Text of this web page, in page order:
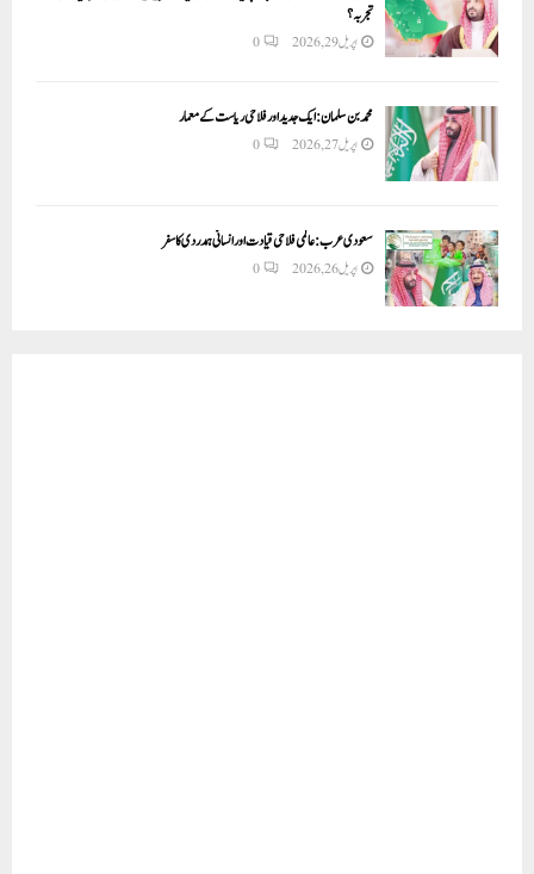
تجربہ؟
اپریل 29, 2026 0
محمد بن سلمان: ایک جدید اور فلاحی ریاست کے معمار
اپریل 27, 2026 0
سعودی عرب: عالمی فلاحی قیادت اور انسانی ہمدردی کا سفر
اپریل 26, 2026 0